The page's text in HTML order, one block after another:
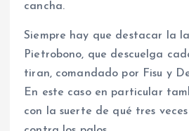
cancha.
Siempre hay que destacar la
Pietrobono, que descuelga
tiran, comandado por Fisu y
En este caso en particular
con la suerte de qué tres